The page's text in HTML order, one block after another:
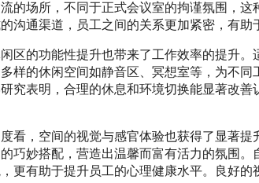
的场所，不同于正式会议室的拘谨氛围，
沟通渠道，员工之间的关系更加紧密，有助
区的功能性提升也带来了工作效率的提升
样的休闲空间如静音区、冥想室等，为不
究表明，合理的休息和环境切换能显著改
看，空间的视觉与感官体验也获得了显著
巧妙搭配，营造出温馨而富有活力的氛围
更有助于提升员工的心理健康水平。良好